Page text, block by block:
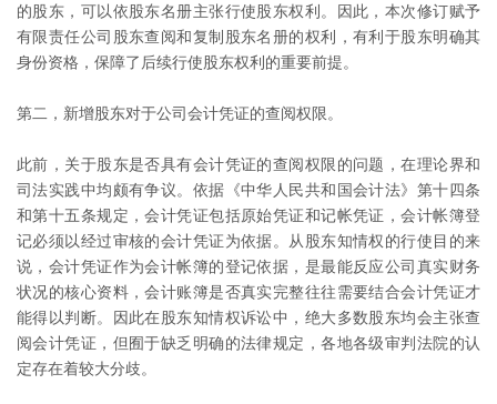
的股东，可以依股东名册主张行使股东权利。因此，本次修订赋予
有限责任公司股东查阅和复制股东名册的权利，有利于股东明确其
身份资格，保障了后续行使股东权利的重要前提。
第二，新增股东对于公司会计凭证的查阅权限。
此前，关于股东是否具有会计凭证的查阅权限的问题，在理论界和
司法实践中均颇有争议。依据《中华人民共和国会计法》第十四条
和第十五条规定，会计凭证包括原始凭证和记帐凭证，会计帐簿登
记必须以经过审核的会计凭证为依据。从股东知情权的行使目的来
说，会计凭证作为会计帐簿的登记依据，是最能反应公司真实财务
状况的核心资料，会计账簿是否真实完整往往需要结合会计凭证才
能得以判断。因此在股东知情权诉讼中，绝大多数股东均会主张查
阅会计凭证，但囿于缺乏明确的法律规定，各地各级审判法院的认
定存在着较大分歧。